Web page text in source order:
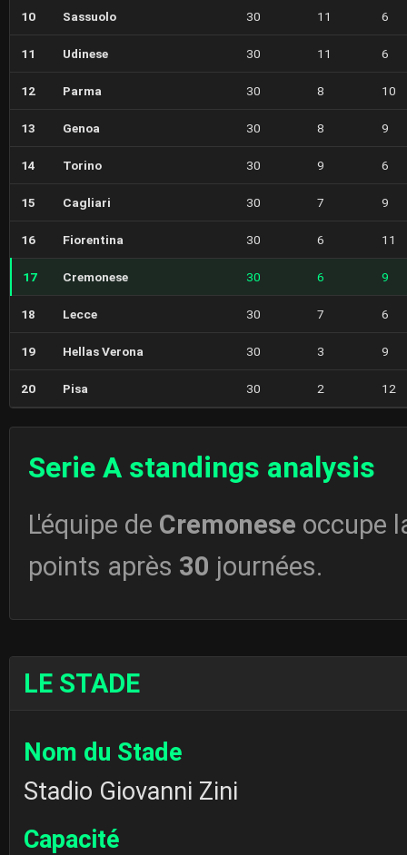
10 Sassuolo 30 11 6
11 Udinese 30 11 6
12 Parma 30 8 10
13 Genoa 30 8 9
14 Torino 30 9 6
15 Cagliari 30 7 9
16 Fiorentina 30 6 11
17 Cremonese 30 6 9
18 Lecce 30 7 6
19 Hellas Verona 30 3 9
20 Pisa 30 2 12
Serie A standings analysis
L'équipe de Cremonese occupe
points après 30 journées.
LE STADE
Nom du Stade
Stadio Giovanni Zini
Capacité